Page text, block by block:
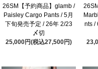
26SM【予約商品】glamb /
Paisley Cargo Pants / 5月
下旬発売予定 / 26年 2/23
〆切
25,000円(税込27,500円)
nts /